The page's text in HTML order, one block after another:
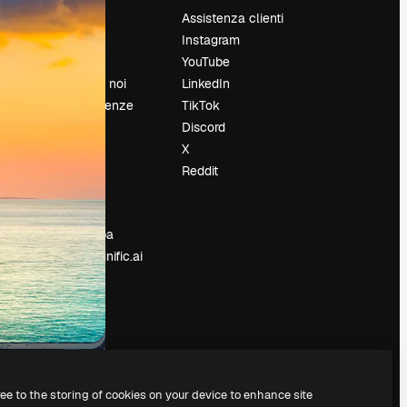
Prezzi
Chi siamo
Recensioni
Lavora con noi
Cerca tendenze
contenuti
Sala stampa
Cerchi magnific.ai
Assistenza clienti
Instagram
YouTube
LinkedIn
TikTok
Discord
X
Reddit
to the storing of cookies on your device to enhance site